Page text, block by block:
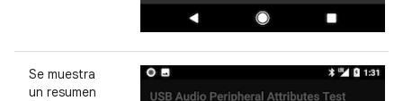
Se muestra
un resumen